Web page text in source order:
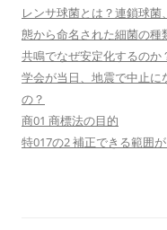
レンサ球菌とは？連鎖球
態から命名された細菌の種
共鳴でなぜ安定化するのか
学会が当日、地震で中止に
の？
商01 商標法の目的
特017の2 補正できる範囲